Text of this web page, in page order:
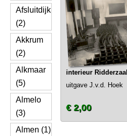
Afsluitdijk
(2)
Akkrum
(2)
Alkmaar
(5)
Almelo
(3)
Almen (1)
interieur Ridderzaal
uitgave J.v.d. Hoek
€ 2,00